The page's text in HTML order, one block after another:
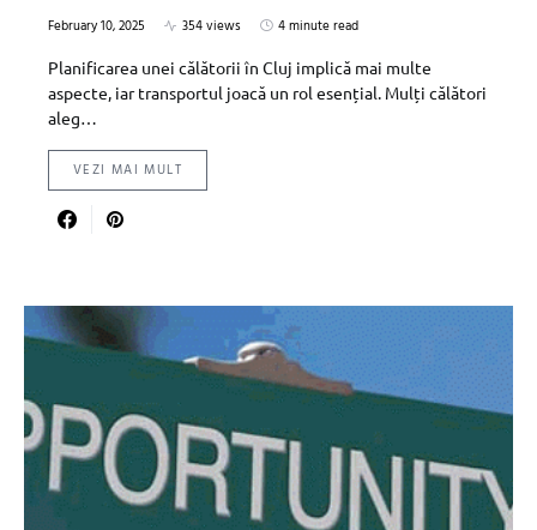
February 10, 2025 354 views
4 minute read
Planificarea unei călătorii în Cluj implică mai multe
aspecte, iar transportul joacă un rol esențial. Mulți călători
aleg…
VEZI MAI MULT